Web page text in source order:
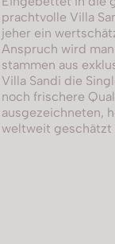
prachtvolle Villa
jeher ein
Anspruch wird
stammen aus
Villa Sandi die
noch frischere
ausgezeichneten,
weltweit geschätzt